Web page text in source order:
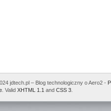
jdtech.pl – Blog technologiczny o Aero2 -
. Valid XHTML 1.1 and CSS 3